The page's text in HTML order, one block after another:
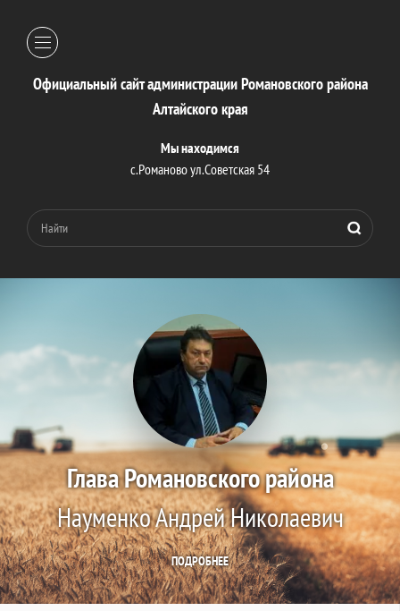
Официальный сайт администрации Романовского района
Алтайского края
Мы находимся
с.Романово ул.Советская 54
Глава Романовского района
Науменко Андрей Николаевич
ПОДРОБНЕЕ